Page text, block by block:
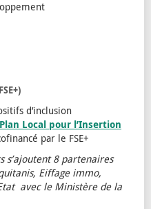
d’inclusion
Plan Local pour l’Insertion
par le FSE+
s’ajoutent 8 partenaires
Eiffage immo,
avec le Ministère de la